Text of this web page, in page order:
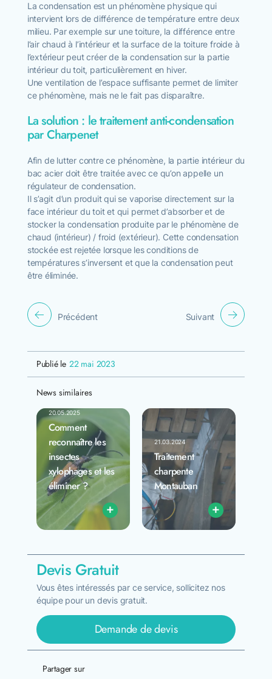
La condensation est un phénomène physique qui
intervient lors de différence de température entre deux
milieu. Par exemple sur une toiture, la différence entre
l’air chaud à l’intérieur et la surface de la toiture froide à
l’extérieur peut créer de la condensation sur la partie
intérieur du toit, particulièrement en hiver.
Une ventilation de l’espace suffisante permet de limiter
ce phénomène, mais ne le fait pas disparaître.
La solution : le traitement anti-condensation
par Charpenet
Afin de lutter contre ce phénomène, la partie intérieur du
bac acier doit être traitée avec ce qu’on appelle un
régulateur de condensation.
Il s’agit d’un produit qui se vaporise directement sur la
face intérieur du toit et qui permet d’absorber et de
stocker la condensation produite par le phénomène de
chaud (intérieur) / froid (extérieur). Cette condensation
stockée est rejetée lorsque les conditions de
températures s’inversent et que la condensation peut
être éliminée.
Précédent Suivant
Publié le 22 mai 2023
News similaires
20.05.2025
Comment
reconnaître les
insectes
xylophages et les
éliminer ?
+
21.03.2024
Traitement
charpente
Montauban
+
Devis Gratuit
Vous êtes intéressés par ce service, sollicitez nos
équipe pour un devis gratuit.
Demande de devis
Partager sur